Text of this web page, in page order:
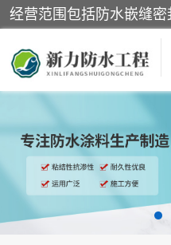
黑豹防水胶
乳化沥青防水涂料
非固化橡胶防水涂料